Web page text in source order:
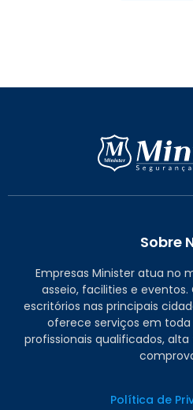
Sobre
Empresas Minister atua no
asseio, facilities e
escritórios nas principais
oferece serviços em
profissionais qualificados,
Política de